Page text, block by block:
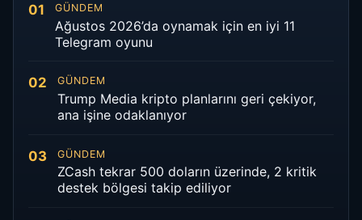
01 GÜNDEM
Ağustos 2026’da oynamak için en iyi 11
Telegram oyunu
02 GÜNDEM
Trump Media kripto planlarını geri çekiyor,
ana işine odaklanıyor
03 GÜNDEM
ZCash tekrar 500 doların üzerinde, 2 kritik
destek bölgesi takip ediliyor